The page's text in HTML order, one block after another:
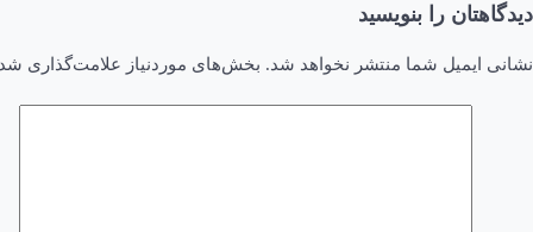
دیدگاهتان را بنویسید
نشانی ایمیل شما منتشر نخواهد شد. بخش‌های موردنیاز علامت‌گذاری